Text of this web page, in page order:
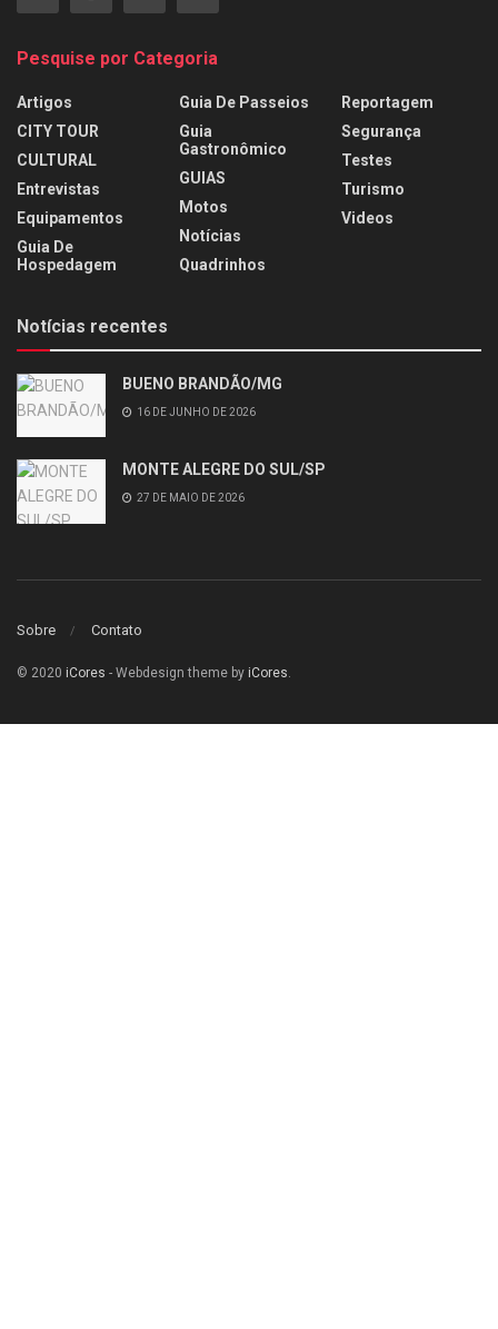
Pesquise por Categoria
Artigos
CITY TOUR
CULTURAL
Entrevistas
Equipamentos
Guia De
Hospedagem
Guia De Passeios
Guia
Gastronômico
GUIAS
Motos
Notícias
Quadrinhos
Reportagem
Segurança
Testes
Turismo
Videos
Notícias recentes
BUENO BRANDÃO/MG
16 DE JUNHO DE 2026
MONTE ALEGRE DO SUL/SP
27 DE MAIO DE 2026
Sobre Contato
© 2020 iCores - Webdesign theme by iCores.